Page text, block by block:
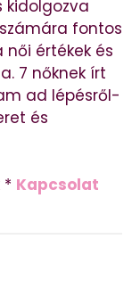
kidolgozva
fontos
női értékek és
7 nőknek írt
ad lépésről-
és
* Kapcsolat